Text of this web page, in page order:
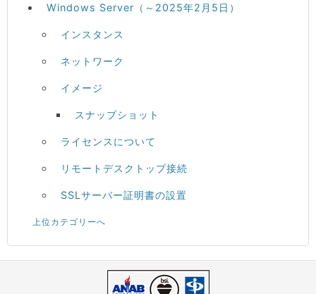
Windows Server（～2025年2月5日）
インスタンス
ネットワーク
イメージ
スナップショット
ライセンスについて
リモートデスクトップ接続
SSLサーバー証明書の設置
上位カテゴリーへ